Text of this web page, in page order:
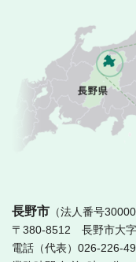
長野市 （法人番号
〒380-8512 長野市大
電話（代表）026-226-